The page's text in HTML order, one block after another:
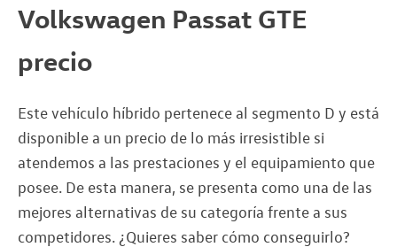
Volkswagen Passat GTE
precio
Este vehículo híbrido pertenece al segmento D y está
disponible a un precio de lo más irresistible si
atendemos a las prestaciones y el equipamiento que
posee. De esta manera, se presenta como una de las
mejores alternativas de su categoría frente a sus
competidores. ¿Quieres saber cómo conseguirlo?